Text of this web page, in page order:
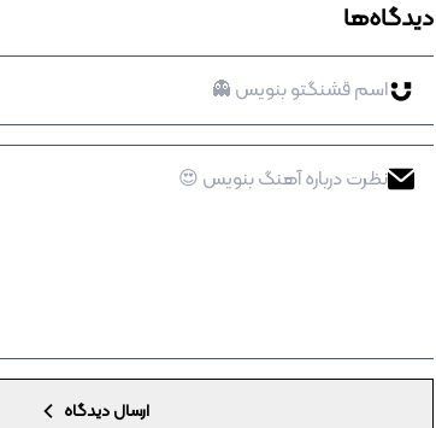
دیدگاه‌ها
ارسال دیدگاه